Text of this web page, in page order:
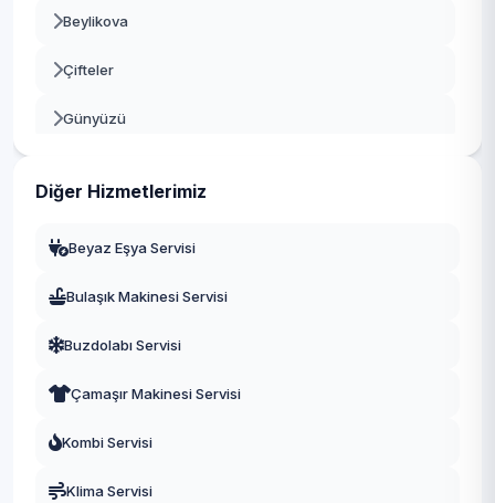
Beylikova
Çifteler
Günyüzü
Diğer Hizmetlerimiz
Beyaz Eşya Servisi
Bulaşık Makinesi Servisi
Buzdolabı Servisi
Çamaşır Makinesi Servisi
Kombi Servisi
Klima Servisi